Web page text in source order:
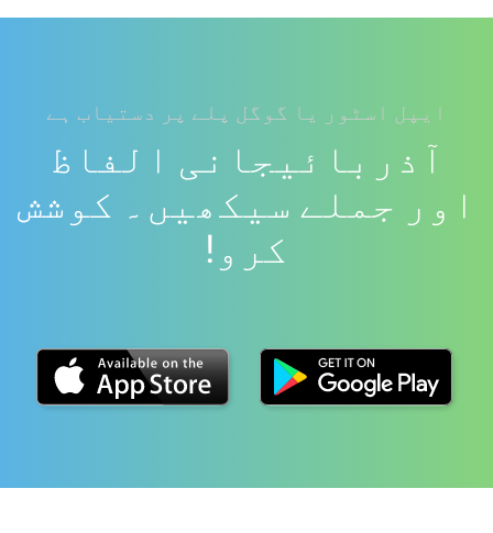
ایپل اسٹور یا گوگل پلے پر دستیاب ہے
آذربائیجانی الفاظ
اور جملے سیکھیں۔ کوشش
کرو!